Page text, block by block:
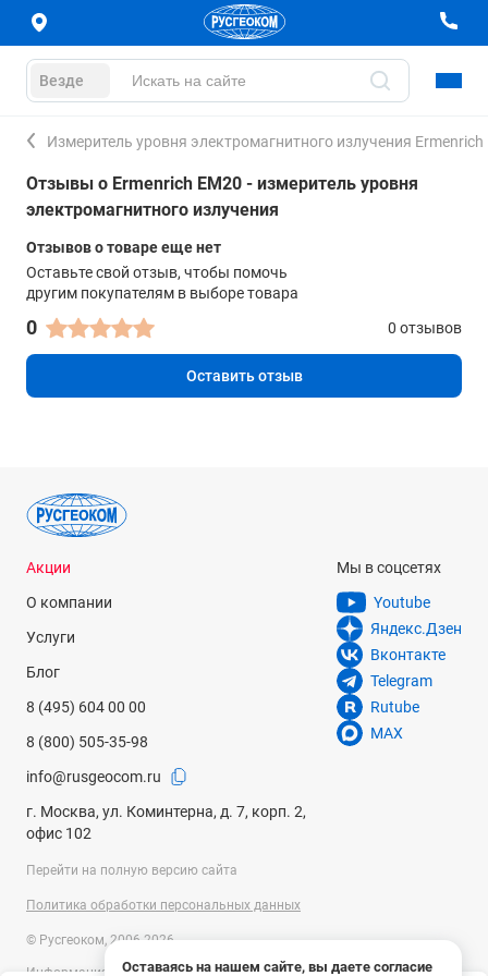
Везде
Измеритель уровня электромагнитного излучения Ermenrich
Отзывы о Ermenrich EM20 - измеритель уровня
электромагнитного излучения
Отзывов о товаре еще нет
Оставьте свой отзыв, чтобы помочь
другим покупателям в выборе товара
0 0 отзывов
Оставить отзыв
Оставаясь на нашем сайте, вы даете согласие
Акции
О компании
Услуги
Блог
8 (495) 604 00 00
8 (800) 505-35-98
info@rusgeocom.ru
г. Москва, ул. Коминтерна, д. 7, корп. 2,
офис 102
Мы в соцсетях
Youtube
Яндекс.Дзен
Вконтакте
Telegram
Rutube
MAX
Перейти на полную версию сайта
Политика обработки персональных данных
© Русгеоком, 2006-2026
Информация на сайте носит справочный характер и не является